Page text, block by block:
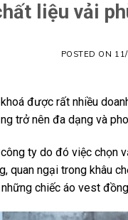
liệu vải
POSTED ON
được rất nhiều
trở nên đa dạng và
ty do đó việc chọn
quan ngại trong khâu
chiếc áo vest